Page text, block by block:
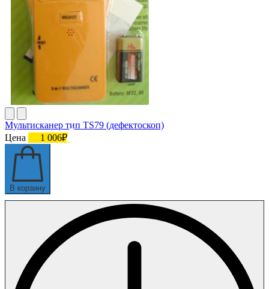
Мультисканер тип TS79 (дефектоскоп)
Цена
1 006₽
В корзину